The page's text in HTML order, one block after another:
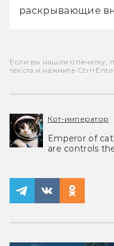
раскрывающие
Если вы нашли опечатку,
текста и нажмите
Кот-император
Emperor of
are controls